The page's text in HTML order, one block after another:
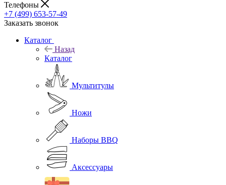
Телефоны
+7 (499) 653-57-49
Заказать звонок
Каталог
Назад
Каталог
Мультитулы
Ножи
Наборы BBQ
Аксессуары